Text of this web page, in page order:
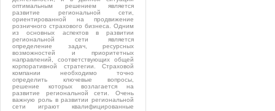
оптимальным решением является
развитие региональной сети,
ориентированной на продвижение
розничного страхового бизнеса. Одним
из основных аспектов в развитии
региональной сети является
определение задач, ресурсных
возможностей и приоритетных
направлений, соответствующих общей
корпоративной стратегии. Страховой
компании необходимо точно
определить ключевые вопросы,
решение которых возлагается на
развитие региональной сети. Очень
важную роль в развитии региональной
сети играют квалифицированные